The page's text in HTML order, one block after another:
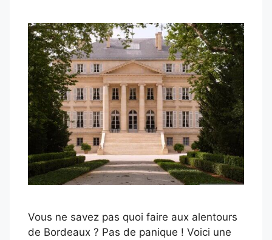
Vous ne savez pas quoi faire aux alentours
de Bordeaux ? Pas de panique ! Voici une